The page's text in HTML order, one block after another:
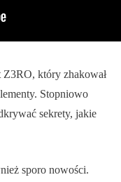
Z3RO, który zhakował
Stopniowo
sekrety, jakie
sporo nowości.